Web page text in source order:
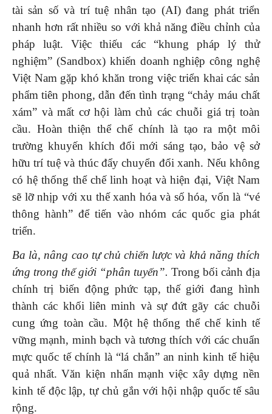
tài sản số và trí tuệ nhân tạo (AI) đang phát triển
nhanh hơn rất nhiều so với khả năng điều chỉnh của
pháp luật. Việc thiếu các “khung pháp lý thử
nghiệm” (Sandbox) khiến doanh nghiệp công nghệ
Việt Nam gặp khó khăn trong việc triển khai các sản
phẩm tiên phong, dẫn đến tình trạng “chảy máu chất
xám” và mất cơ hội làm chủ các chuỗi giá trị toàn
cầu. Hoàn thiện thể chế chính là tạo ra một môi
trường khuyến khích đổi mới sáng tạo, bảo vệ sở
hữu trí tuệ và thúc đẩy chuyển đổi xanh. Nếu không
có hệ thống thể chế linh hoạt và hiện đại, Việt Nam
sẽ lỡ nhịp với xu thế xanh hóa và số hóa, vốn là “vé
thông hành” để tiến vào nhóm các quốc gia phát
triển.
Ba là, nâng cao tự chủ chiến lược và khả năng thích
ứng trong thế giới “phân tuyến”. Trong bối cảnh địa
chính trị biến động phức tạp, thế giới đang hình
thành các khối liên minh và sự đứt gãy các chuỗi
cung ứng toàn cầu. Một hệ thống thể chế kinh tế
vững mạnh, minh bạch và tương thích với các chuẩn
mực quốc tế chính là “lá chắn” an ninh kinh tế hiệu
quả nhất. Văn kiện nhấn mạnh việc xây dựng nền
kinh tế độc lập, tự chủ gắn với hội nhập quốc tế sâu
rộng.